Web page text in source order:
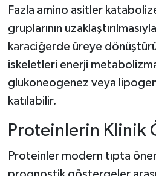
Fazla amino asitler
gruplarının
karaciğerde üreye
iskeletleri enerji
glukoneogenez veya
katılabilir.
Proteinlerin Klinik
Proteinler modern tıpta